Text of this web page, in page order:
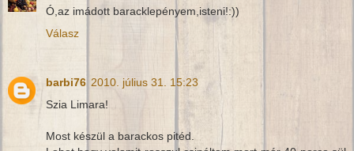
Ó,az imádott baracklepényem,isteni!:))
Válasz
barbi76 2010. július 31. 15:23
Szia Limara!
Most készül a barackos pitéd.